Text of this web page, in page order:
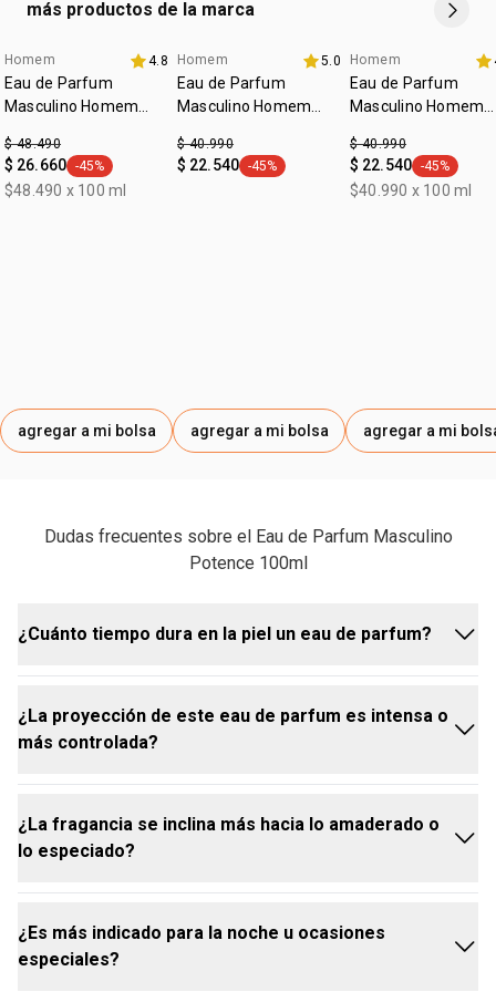
más productos de la marca
Homem 4.8
Eau de Parfum
Masculino Homem
$ 48.490
$ 26.660 general.tag -45%
-45%
$48.490 x 100 ml
agregar a mi bolsa
Homem 5.0
Eau de Parfum
Masculino Homem
$ 40.990
$ 22.540 general.tag -45%
-45%
agregar a mi bolsa
Homem
Eau de Parfum
Masculino Homem
$ 40.990
$ 22.540 general.tag
-45%
$40.990 x 100 ml
agregar a mi
Dudas frecuentes sobre el Eau de Parfum Masculino
Potence 100ml
¿Cuánto tiempo dura en la piel un eau de parfum?
Un eau de parfum suele durar hasta 10 horas en la
piel, debido a su alta concentración de aceites
noche.
¿La proyección de este eau de parfum es intensa o
más controlada?
El sofisticado perfume masculino Potence tiene una
proyección intensa y envolvente, con un toque
adecuada, creando una presencia marcante.
¿La fragancia se inclina más hacia lo amaderado o
lo especiado?
En el Eau de parfum masculino, la riqueza de las
notas amaderadas es protagonista, aportando
¿Es más indicado para la noche u ocasiones
especiales?